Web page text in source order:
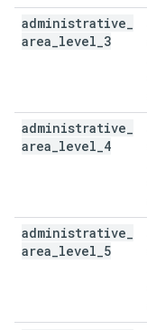
administrative
area level 3
administrative
area level 4
administrative
area level 5